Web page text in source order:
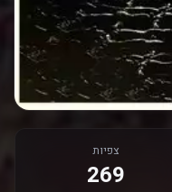
צפיות
269